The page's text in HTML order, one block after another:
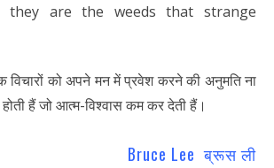
are the weeds that strange
विचारों को अपने मन में प्रवेश करने की अनुमति ना
हैं जो आत्म-विश्वास कम कर देती हैं।
Bruce Lee ब्रूस ली